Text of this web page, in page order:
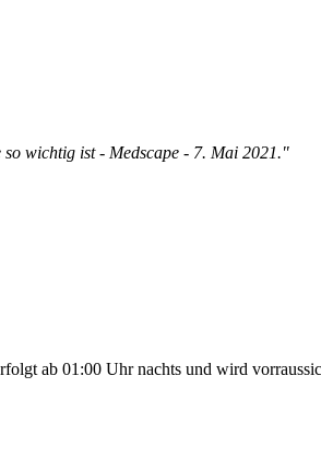
wichtig ist - Medscape - 7. Mai 2021."
ab 01:00 Uhr nachts und wird